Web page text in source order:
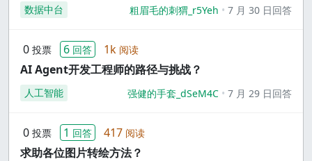
数据中台 粗眉毛的刺猬_r5Yeh 7 月 30 日回答
0 投票 6 回答 1k 阅读
AI Agent开发工程师的路径与挑战？
人工智能 强健的手套_dSeM4C 7 月 29 日回答
0 投票 1 回答 417 阅读
求助各位图片转绘方法？